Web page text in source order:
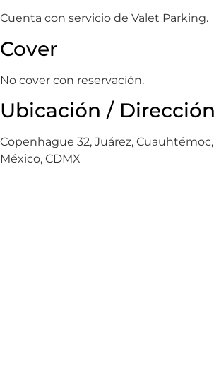
Cuenta con servicio de Valet Parking.
Cover
No cover con reservación.
Ubicación / Dirección
Copenhague 32, Juárez,
México, CDMX